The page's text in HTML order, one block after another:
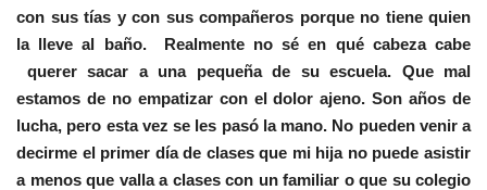
con sus tías y con sus compañeros porque no tiene quien
la lleve al baño. Realmente no sé en qué cabeza cabe
querer sacar a una pequeña de su escuela. Que mal
estamos de no empatizar con el dolor ajeno. Son años de
lucha, pero esta vez se les pasó la mano. No pueden venir a
decirme el primer día de clases que mi hija no puede asistir
a menos que valla a clases con un familiar o que su colegio